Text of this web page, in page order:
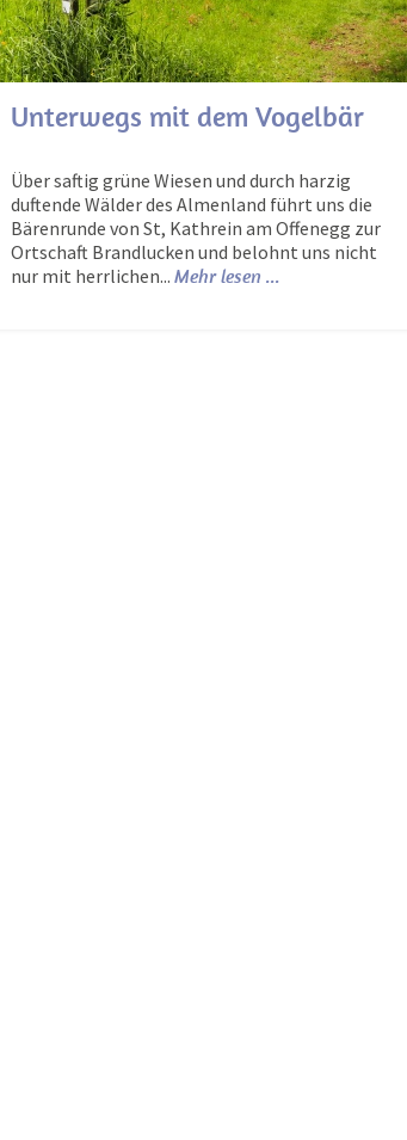
Unterwegs mit dem Vogelbär
Über saftig grüne Wiesen und durch harzig
duftende Wälder des Almenland führt uns die
Bärenrunde von St, Kathrein am Offenegg zur
Ortschaft Brandlucken und belohnt uns nicht
nur mit herrlichen... Mehr lesen ...